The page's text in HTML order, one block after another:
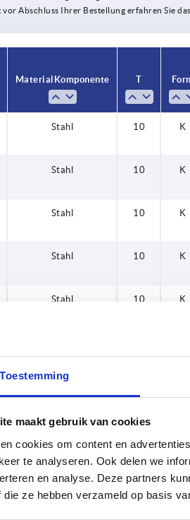
Toestemming
maakt gebruik van cookies
cookies om content en
te analyseren. Ook delen we
en analyse. Deze partners
die ze hebben verzameld op basis
Abschluss Ihrer Bestellung erfahren Sie
Material Komponente T
Stahl 10 K
Stahl 10 K
Stahl 10 K
Stahl 10 K
Stahl 10 K
Stahl
Stahl 10